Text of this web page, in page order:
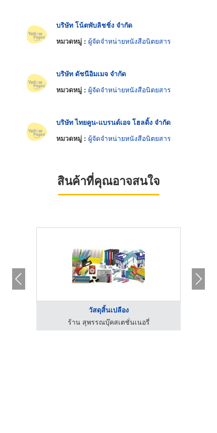
บริษัท โน้ตพับลิชชิ่ง จำกัด
หมวดหมู่ : ผู้จัดจำหน่ายหนังสือนิตยสาร
บริษัท ดัชนีอิมเมจ จำกัด
หมวดหมู่ : ผู้จัดจำหน่ายหนังสือนิตยสาร
บริษัท ไทยคูน-แบรนด์เอจ โฮลดิ้ง จำกัด
หมวดหมู่ : ผู้จัดจำหน่ายหนังสือนิตยสาร
สินค้าที่คุณอาจสนใจ
วัสดุสิ้นเปลือง
ร้าน สุพรรณบุ๊คสเตชั่นเนอรี่